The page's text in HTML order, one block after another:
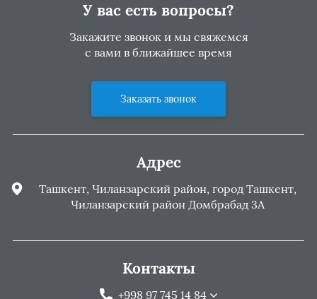
У вас есть вопросы?
Закажите звонок и мы свяжемся
с вами в ближайшее время
Заказать звонок
Адрес
Ташкент, Чиланзарский район, город Ташкент,
Чиланзарский район Домбрабад 3А
Контакты
+998 97 745 14 84